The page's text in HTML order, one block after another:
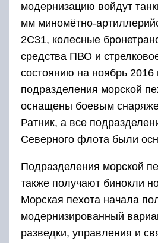
модернизацию войдут
мм миномётно-
2С31, колесные
средства ПВО и
состоянию на ноябрь 2016
подразделения морской
оснащены боевым
Ратник, а все
Северного флота были
Подразделения морской
также получают бинокли
Морская пехота начала
модернизированный
разведки, управления и